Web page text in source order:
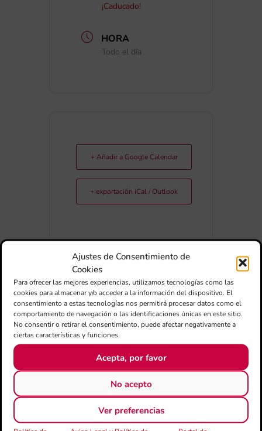
Ajustes de Consentimiento de
Cookies
Para ofrecer las mejores experiencias, utilizamos tecnologías como las
cookies para almacenar y/o acceder a la información del dispositivo. El
consentimiento a estas tecnologías nos permitirá procesar datos como el
comportamiento de navegación o las identificaciones únicas en este sitio.
No consentir o retirar el consentimiento, puede afectar negativamente a
ciertas características y funciones.
Acepta, por favor
No acepto
Ver preferencias
¡Caducado!
HORA
Todo el día
+ Añadir a Google Calendar
+ exportación iCal / Outlook
COMPARTIR ESTE EVENTO